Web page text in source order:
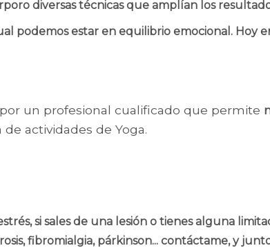
diversas técnicas que amplían los
podemos estar en equilibrio emocional. Hoy
un profesional cualificado que permite
actividades de Yoga.
si sales de una lesión o tienes alguna
fibromialgia, párkinson... contáctame, y